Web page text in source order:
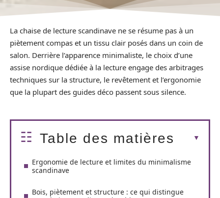
La chaise de lecture scandinave ne se résume pas à un
piètement compas et un tissu clair posés dans un coin de
salon. Derrière l’apparence minimaliste, le choix d’une
assise nordique dédiée à la lecture engage des arbitrages
techniques sur la structure, le revêtement et l’ergonomie
que la plupart des guides déco passent sous silence.
Table des matières
Ergonomie de lecture et limites du minimalisme
scandinave
Bois, piètement et structure : ce qui distingue